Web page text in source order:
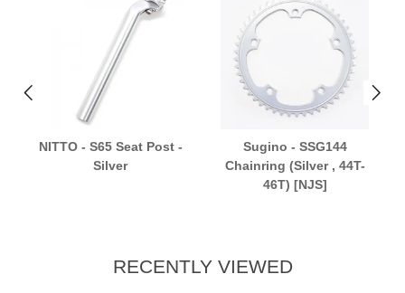
NITTO - S65 Seat Post -
Silver
Sugino - SSG144
Chainring (Silver , 44T-
46T) [NJS]
RECENTLY VIEWED